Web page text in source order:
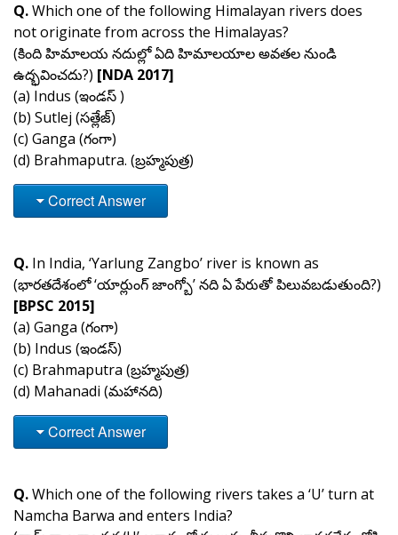
Q.Which one of the following Himalayan rivers does
not originate from across the Himalayas?
(కింది హిమాలయ నదుల్లో ఏది హిమాలయాల అవతల నుండి
ఉద్భవించదు?) [NDA 2017]
(a) Indus (ఇండస్ )
(b) Sutlej (సత్లేజ్)
(c) Ganga (గంగా)
(d) Brahmaputra. (బ్రహ్మపుత్ర)
Correct Answer
Q. In India, ‘Yarlung Zangbo’ river is known as
(భారతదేశంలో ‘యార్లుంగ్ జాంగ్బో’ నది ఏ పేరుతో పిలువబడుతుంది?)
[BPSC 2015]
(a) Ganga (గంగా)
(b) Indus (ఇండస్)
(c) Brahmaputra (బ్రహ్మపుత్ర)
(d) Mahanadi (మహానది)
Correct Answer
Q.Which one of the following rivers takes a ‘U’ turn at
Namcha Barwa and enters India?